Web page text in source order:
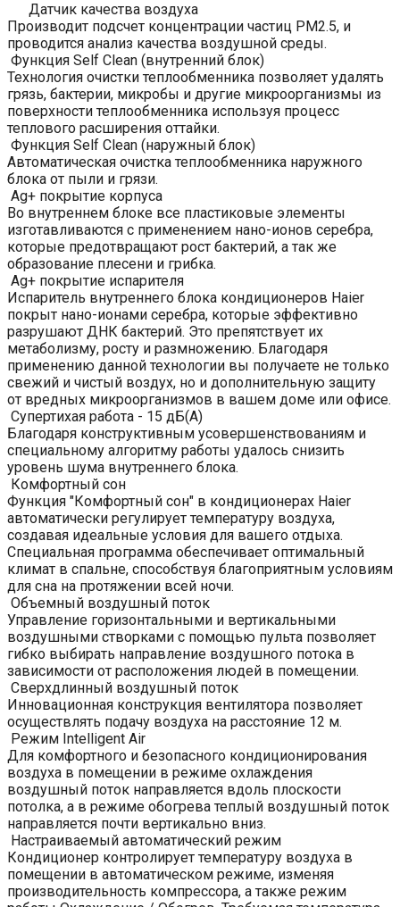
Датчик качества воздуха
Производит подсчет концентрации частиц PM2.5, и
проводится анализ качества воздушной среды.
Функция Self Clean (внутренний блок)
Технология очистки теплообменника позволяет удалять
грязь, бактерии, микробы и другие микроорганизмы из
поверхности теплообменника используя процесс
теплового расширения оттайки.
Функция Self Clean (наружный блок)
Автоматическая очистка теплообменника наружного
блока от пыли и грязи.
Ag+ покрытие корпуса
Во внутреннем блоке все пластиковые элементы
изготавливаются с применением нано-ионов серебра,
которые предотвращают рост бактерий, а так же
образование плесени и грибка.
Ag+ покрытие испарителя
Испаритель внутреннего блока кондиционеров Haier
покрыт нано-ионами серебра, которые эффективно
разрушают ДНК бактерий. Это препятствует их
метаболизму, росту и размножению. Благодаря
применению данной технологии вы получаете не только
свежий и чистый воздух, но и дополнительную защиту
от вредных микроорганизмов в вашем доме или офисе.
Супертихая работа - 15 дБ(А)
Благодаря конструктивным усовершенствованиям и
специальному алгоритму работы удалось снизить
уровень шума внутреннего блока.
Комфортный сон
Функция "Комфортный сон" в кондиционерах Haier
автоматически регулирует температуру воздуха,
создавая идеальные условия для вашего отдыха.
Специальная программа обеспечивает оптимальный
климат в спальне, способствуя благоприятным условиям
для сна на протяжении всей ночи.
Объемный воздушный поток
Управление горизонтальными и вертикальными
воздушными створками с помощью пульта позволяет
гибко выбирать направление воздушного потока в
зависимости от расположения людей в помещении.
Сверхдлинный воздушный поток
Инновационная конструкция вентилятора позволяет
осуществлять подачу воздуха на расстояние 12 м.
Режим Intelligent Air
Для комфортного и безопасного кондиционирования
воздуха в помещении в режиме охлаждения
воздушный поток направляется вдоль плоскости
потолка, а в режиме обогрева теплый воздушный поток
направляется почти вертикально вниз.
Настраиваемый автоматический режим
Кондиционер контролирует температуру воздуха в
помещении в автоматическом режиме, изменяя
производительность компрессора, а также режим